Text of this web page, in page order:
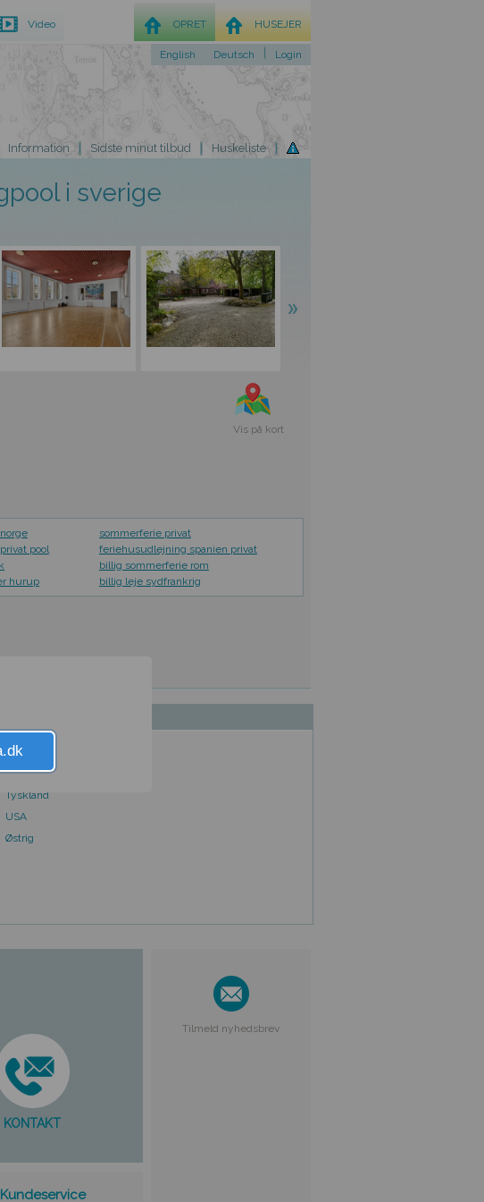
Information Sidste minut tilbud Huskeliste
i sverige
Vis på kort
pool
hurup
sommerferie privat
feriehusudlejning spanien privat
billig sommerferie rom
billig leje sydfrankrig
Thailand
Tyrkiet
Tyskland
USA
Østrig
KONTAKT
Kundeservice
Tilmeld nyhedsbrev
Video HUSEJER
OPRET
English Deutsch Login